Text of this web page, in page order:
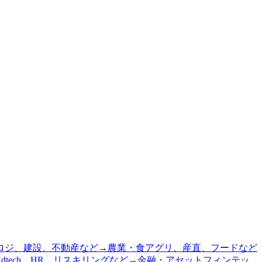
ジ、建設、不動産など→ 農業・食アグリ、産直、フードなど
、HR、リスキリングなど→金融・アセット フィンテッ